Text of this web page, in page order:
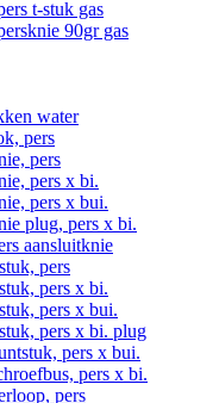
t-stuk gas
90gr gas
water
pers
pers
pers x bi.
pers x bui.
plug, pers x bi.
aansluitknie
pers
pers x bi.
pers x bui.
pers x bi. plug
pers x bui.
pers x bi.
pers